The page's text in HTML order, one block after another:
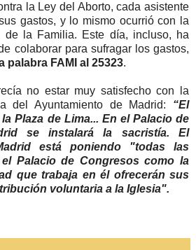
la Ley del Aborto, cada asistente
gastos, y lo mismo ocurrió con la
de la Familia. Este día, incluso, ha
colaborar para sufragar los gastos,
palabra FAMI al 25323.
no estar muy satisfecho con la
del Ayuntamiento de Madrid: “El
Plaza de Lima... En el Palacio de
se instalará la sacristía. El
está poniendo "todas las
Palacio de Congresos como la
que trabaja en él ofrecerán sus
voluntaria a la Iglesia".